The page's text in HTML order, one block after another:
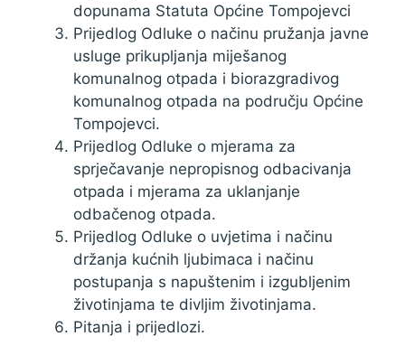
dopunama Statuta Općine Tompojevci
Prijedlog Odluke o načinu pružanja javne
usluge prikupljanja miješanog
komunalnog otpada i biorazgradivog
komunalnog otpada na području Općine
Tompojevci.
Prijedlog Odluke o mjerama za
sprječavanje nepropisnog odbacivanja
otpada i mjerama za uklanjanje
odbačenog otpada.
Prijedlog Odluke o uvjetima i načinu
držanja kućnih ljubimaca i načinu
postupanja s napuštenim i izgubljenim
životinjama te divljim životinjama.
Pitanja i prijedlozi.